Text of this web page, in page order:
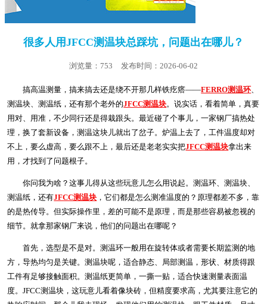
很多人用JFCC测温块总踩坑，问题出在哪儿？
浏览量：753 发布时间：2026-06-02
搞高温测量，搞来搞去还是绕不开那几样铁疙瘩——FERRO测温环、
测温块、测温纸，还有那个老外的JFCC测温块。说实话，看着简单，真要
用对、用准，不少同行还是得栽跟头。最近碰了个事儿，一家钢厂搞热处
理，换了套新设备，测温这块儿就出了岔子。炉温上去了，工件温度却对
不上，要么虚高，要么跟不上，最后还是老老实实把JFCC测温块拿出来
用，才找到了问题根子。
你问我为啥？这事儿得从这些玩意儿怎么用说起。测温环、测温块、
测温纸，还有JFCC测温块 ，它们都是怎么测准温度的？原理都差不多，靠
的是热传导。但实际操作里，差的可能不是原理，而是那些容易被忽视的
细节。就拿那家钢厂来说，他们的问题出在哪呢？
首先，选型是不是对。测温环一般用在旋转体或者需要长期监测的地
方，导热均匀是关键。测温块呢，适合静态、局部测温，形状、材质得跟
工件有足够接触面积。测温纸更简单，一撕一贴，适合快速测量表面温
度。JFCC测温块，这玩意儿看着像块砖，但精度要求高，尤其要注意它的